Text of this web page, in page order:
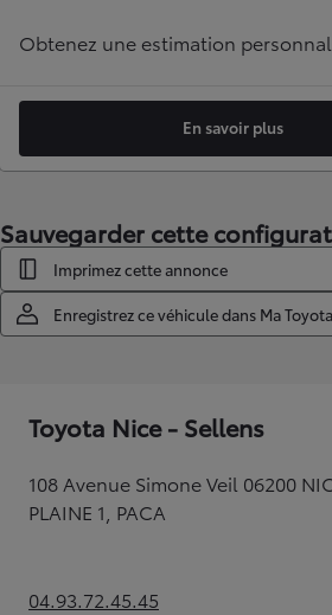
Obtenez une estimation
En savoir plus
Sauvegarder cette
Imprimez cette annonce
Enregistrez ce véhicule dans Ma Toyota
Toyota Nice - Sellens
108 Avenue Simone Veil 06200
PLAINE 1, PACA
04.93.72.45.45